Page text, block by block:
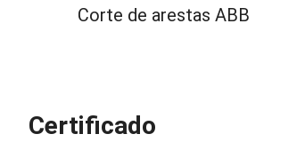
Corte de arestas ABB
Certificado